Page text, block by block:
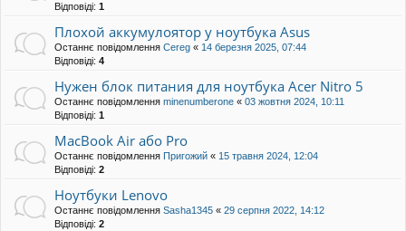
Відповіді: 1
Плохой аккумулоятор у ноутбука Asus
Останнє повідомлення Cereg « 14 березня 2025, 07:44
Відповіді: 4
Нужен блок питания для ноутбука Acer Nitro 5
Останнє повідомлення minenumberone « 03 жовтня 2024, 10:11
Відповіді: 1
MacBook Air або Pro
Останнє повідомлення Пригожий « 15 травня 2024, 12:04
Відповіді: 2
Ноутбуки Lenovo
Останнє повідомлення Sasha1345 « 29 серпня 2022, 14:12
Відповіді: 2